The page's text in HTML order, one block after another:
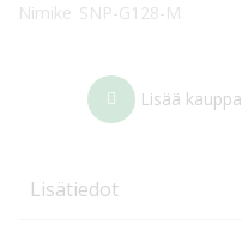
Nimike SNP-G128-M
Lisää
Lisätiedot